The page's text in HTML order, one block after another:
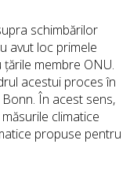
schimbărilor
avut loc primele
membre ONU.
acestui proces în
În acest sens,
climatice
propuse pentru